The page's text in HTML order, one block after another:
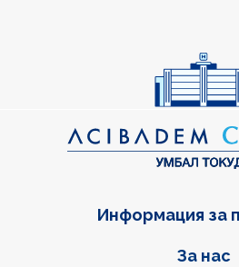
Фуутер навигация
За нас
Информация за